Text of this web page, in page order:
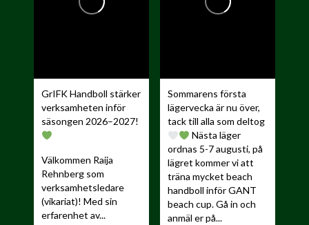
GrIFK Handboll stärker
verksamheten inför
säsongen 2026–2027!
Välkommen Raija
Rehnberg som
verksamhetsledare
(vikariat)! Med sin
erfarenhet av...
Sommarens första
lägervecka är nu över,
tack till alla som deltog
Nästa läger
ordnas 5-7 augusti, på
lägret kommer vi att
träna mycket beach
handboll inför GANT
beach cup. Gå in och
anmäl er på...